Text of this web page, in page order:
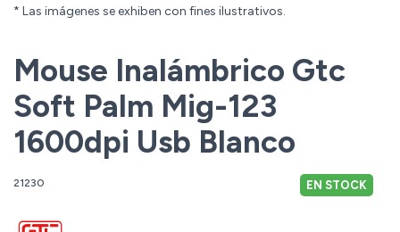
* Las imágenes se exhiben con fines ilustrativos.
Mouse Inalámbrico Gtc
Soft Palm Mig-123
1600dpi Usb Blanco
21230 EN STOCK